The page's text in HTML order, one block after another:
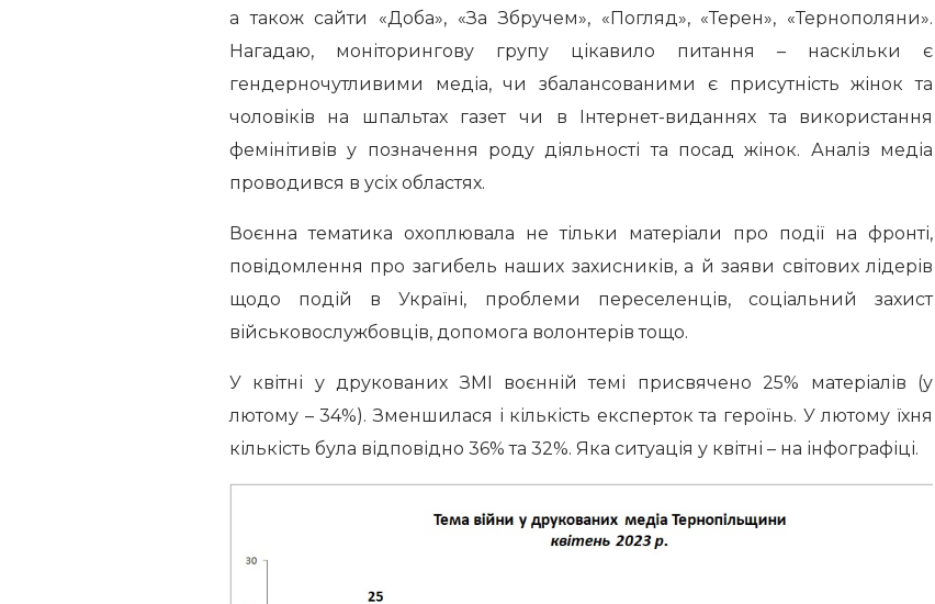
а також сайти «Доба», «За Збручем», «Погляд», «Терен», «Тернополяни».
Нагадаю, моніторингову групу цікавило питання – наскільки є
гендерночутливими медіа, чи збалансованими є присутність жінок та
чоловіків на шпальтах газет чи в Інтернет-виданнях та використання
фемінітивів у позначення роду діяльності та посад жінок. Аналіз медіа
проводився в усіх областях.
Воєнна тематика охоплювала не тільки матеріали про події на фронті,
повідомлення про загибель наших захисників, а й заяви світових лідерів
щодо подій в Україні, проблеми переселенців, соціальний захист
військовослужбовців, допомога волонтерів тощо.
У квітні у друкованих ЗМІ воєнній темі присвячено 25% матеріалів (у
лютому – 34%). Зменшилася і кількість експерток та героїнь. У лютому їхня
кількість була відповідно 36% та 32%. Яка ситуація у квітні – на інфографіці.